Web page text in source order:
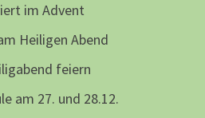
im Advent
Heiligen Abend
feiern
am 27. und 28.12.